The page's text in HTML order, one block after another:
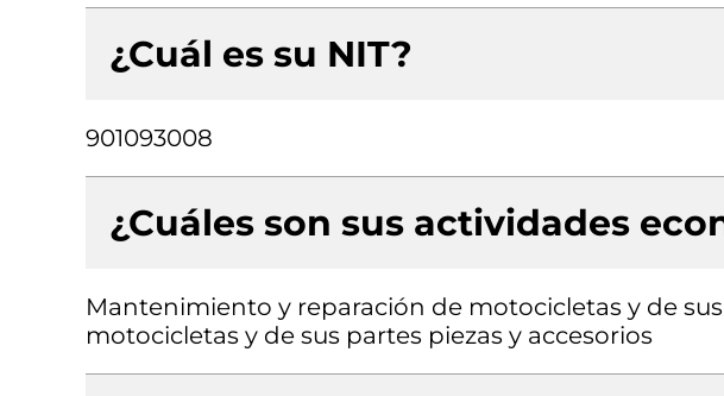
¿Cuál es su NIT?
901093008
¿Cuáles son sus actividades
Mantenimiento y reparación de motocicletas y de
motocicletas y de sus partes piezas y accesorios